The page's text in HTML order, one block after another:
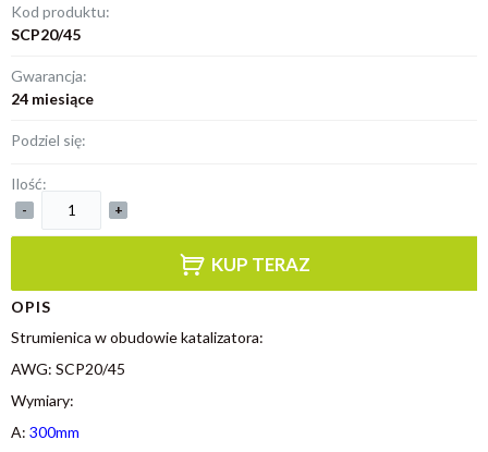
Kod produktu:
SCP20/45
Gwarancja:
24 miesiące
Podziel się:
Ilość:
- +
KUP TERAZ
OPIS
Strumienica w obudowie katalizatora:
AWG: SCP20/45
Wymiary:
A: 300mm